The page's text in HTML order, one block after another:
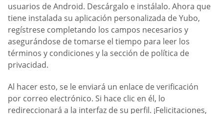
usuarios de Android. Descárgalo e instálalo. Ahora que
tiene instalada su aplicación personalizada de Yubo,
regístrese completando los campos necesarios y
asegurándose de tomarse el tiempo para leer los
términos y condiciones y la sección de política de
privacidad.
Al hacer esto, se le enviará un enlace de verificación
por correo electrónico. Si hace clic en él, lo
redireccionará a la interfaz de su perfil. ¡Felicitaciones,